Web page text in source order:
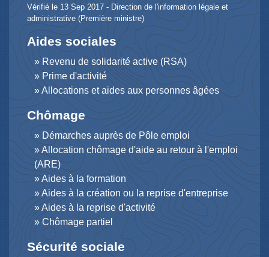
Vérifié le 13 Sep 2017 - Direction de l'information légale et
administrative (Première ministre)
Aides sociales
Revenu de solidarité active (RSA)
Prime d'activité
Allocations et aides aux personnes âgées
Chômage
Démarches auprès de Pôle emploi
Allocation chômage d'aide au retour à l'emploi
(ARE)
Aides à la formation
Aides à la création ou la reprise d'entreprise
Aides à la reprise d'activité
Chômage partiel
Sécurité sociale